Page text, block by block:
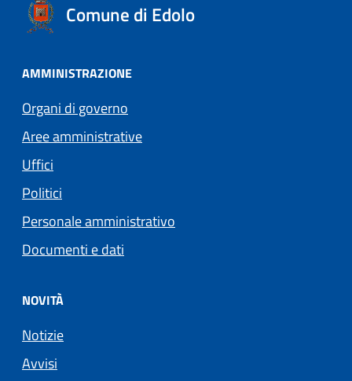
Comune di Edolo
AMMINISTRAZIONE
Organi di governo
Aree amministrative
Uffici
Politici
Personale amministrativo
Documenti e dati
NOVITÀ
Notizie
Avvisi